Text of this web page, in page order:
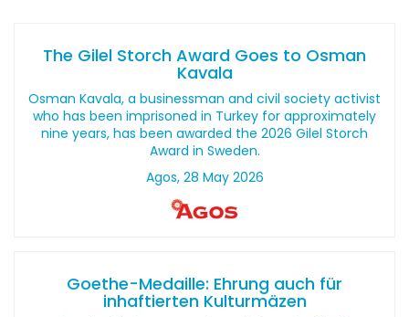
The Gilel Storch Award Goes to Osman
Kavala
Osman Kavala, a businessman and civil society activist
who has been imprisoned in Turkey for approximately
nine years, has been awarded the 2026 Gilel Storch
Award in Sweden.
Agos, 28 May 2026
Goethe-Medaille: Ehrung auch für
inhaftierten Kulturmäzen